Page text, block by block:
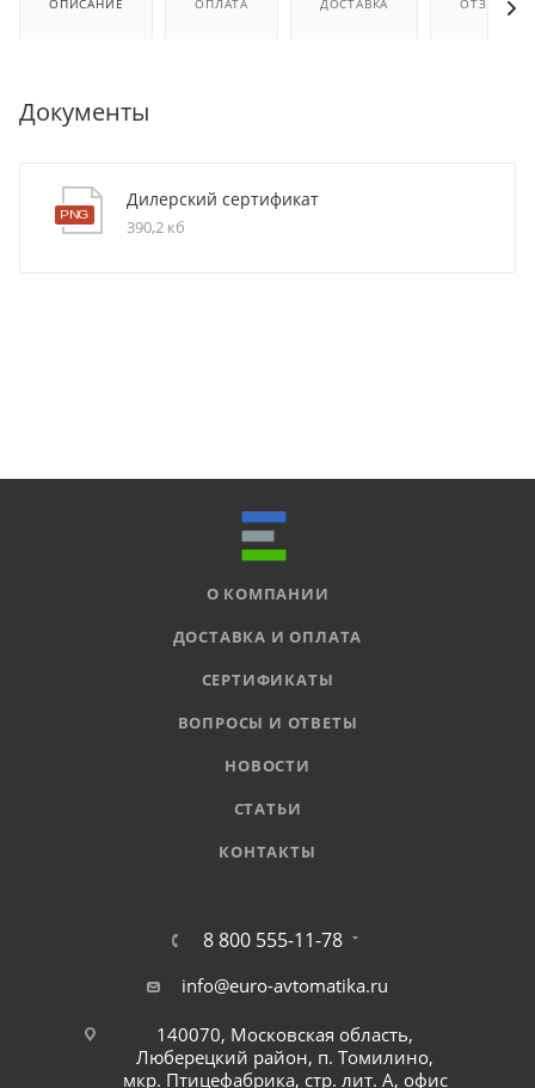
Документы
Дилерский сертификат
390,2 кб
О КОМПАНИИ
ДОСТАВКА И ОПЛАТА
СЕРТИФИКАТЫ
ВОПРОСЫ И ОТВЕТЫ
НОВОСТИ
СТАТЬИ
КОНТАКТЫ
8 800 555-11-78
info@euro-avtomatika.ru
140070, Московская область,
Люберецкий район, п. Томилино,
мкр. Птицефабрика, стр. лит. А, офис